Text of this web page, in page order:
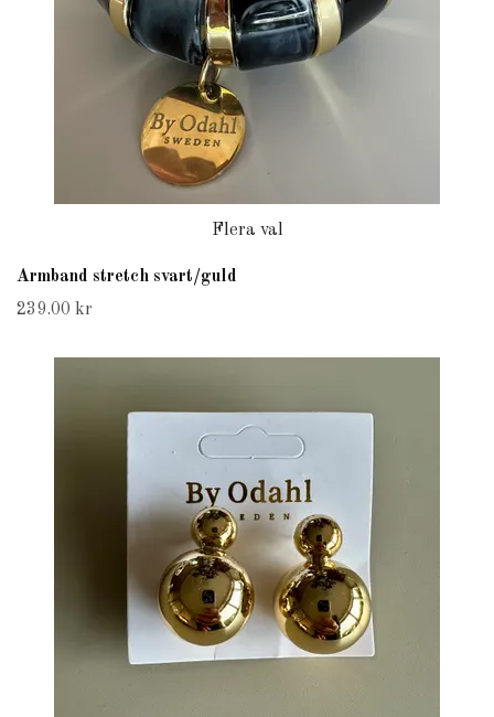
Flera val
Armband stretch svart/guld
239.00 kr